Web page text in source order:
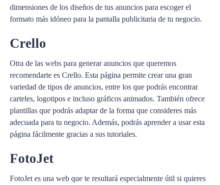
dimensiones de los diseños de tus anuncios para escoger el
formato más idóneo para la pantalla publicitaria de tu negocio.
Crello
Otra de las webs para generar anuncios que queremos
recomendarte es Crello. Esta página permite crear una gran
variedad de tipos de anuncios, entre los que podrás encontrar
carteles, logotipos e incluso gráficos animados. También ofrece
plantillas que podrás adaptar de la forma que consideres más
adecuada para tu negocio. Además, podrás aprender a usar esta
página fácilmente gracias a sus tutoriales.
FotoJet
FotoJet es una web que te resultará especialmente útil si quieres